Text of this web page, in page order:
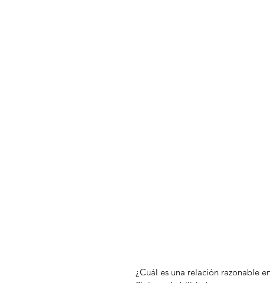
¿Cuál es una relación razonable